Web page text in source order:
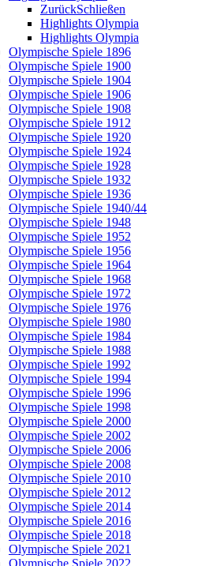
ZurückSchließen
Highlights Olympia
Highlights Olympia
Olympische Spiele 1896
Olympische Spiele 1900
Olympische Spiele 1904
Olympische Spiele 1906
Olympische Spiele 1908
Olympische Spiele 1912
Olympische Spiele 1920
Olympische Spiele 1924
Olympische Spiele 1928
Olympische Spiele 1932
Olympische Spiele 1936
Olympische Spiele 1940/44
Olympische Spiele 1948
Olympische Spiele 1952
Olympische Spiele 1956
Olympische Spiele 1964
Olympische Spiele 1968
Olympische Spiele 1972
Olympische Spiele 1976
Olympische Spiele 1980
Olympische Spiele 1984
Olympische Spiele 1988
Olympische Spiele 1992
Olympische Spiele 1994
Olympische Spiele 1996
Olympische Spiele 1998
Olympische Spiele 2000
Olympische Spiele 2002
Olympische Spiele 2006
Olympische Spiele 2008
Olympische Spiele 2010
Olympische Spiele 2012
Olympische Spiele 2014
Olympische Spiele 2016
Olympische Spiele 2018
Olympische Spiele 2021
Olympische Spiele 2022